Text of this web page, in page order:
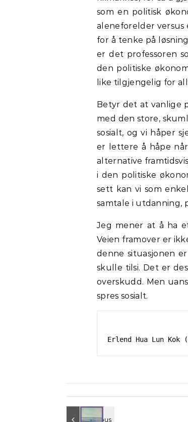
som en politisk
aleneforelder versus
for å tenke på
er det professoren
den politiske
like tilgjengelig for
Betyr det at vanlige
med den store,
sosialt, og vi håper
er lettere å håpe
alternative
i den politiske
sett kan vi som
samtale i utdanning,
Jeg mener at å ha
Veien framover er
denne situasjonen
skulle tilsi. Det er
overskudd. Men
spres sosialt.
Erlend Hua Lun